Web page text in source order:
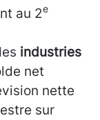
au 2e
industries
net
nette
sur